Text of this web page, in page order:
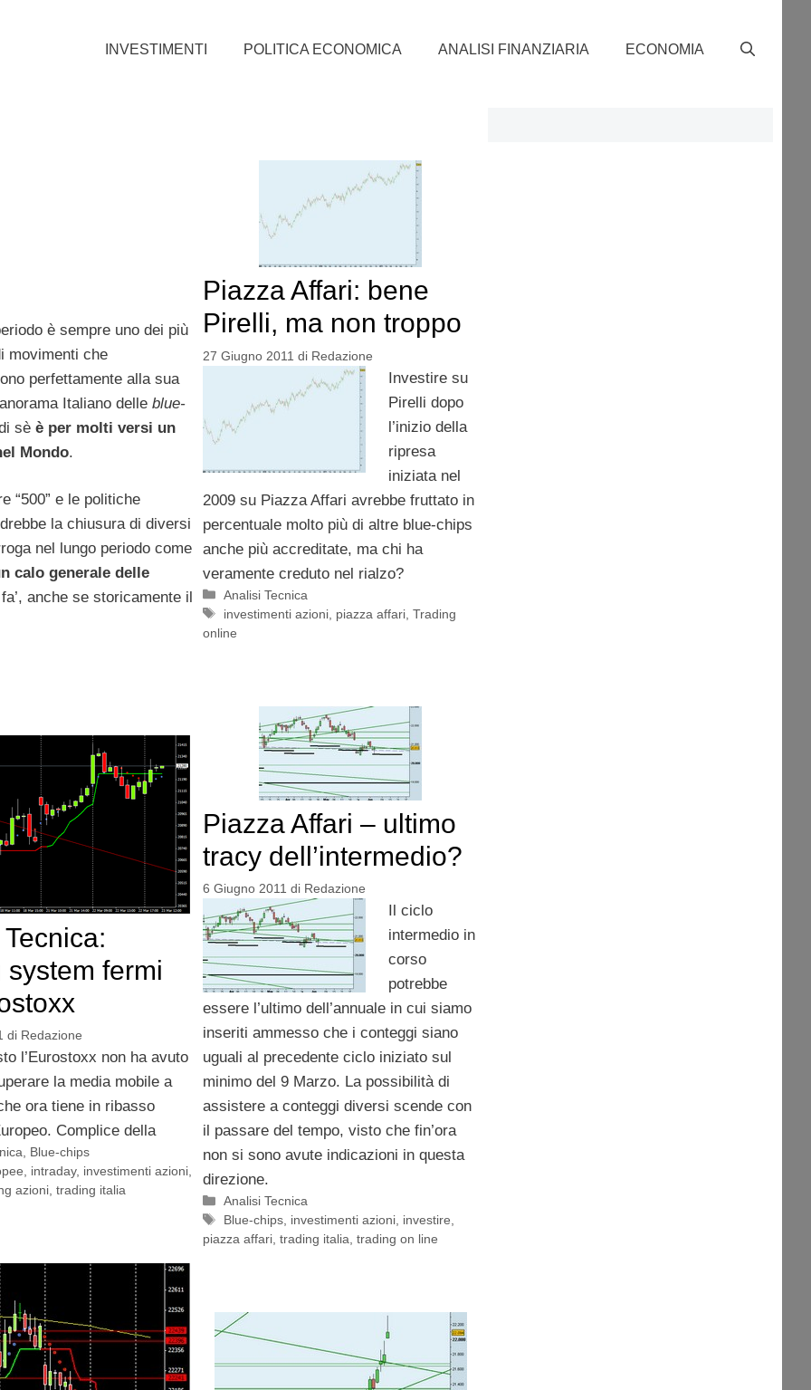
INVESTIMENTI POLITICA ECONOMICA ANALISI FINANZIARIA ECONOMIA
è sempre uno dei più
movimenti che
perfettamente alla sua
Italiano delle blue-
sè è per molti versi un
Mondo.
“500” e le politiche
la chiusura di diversi
nel lungo periodo come
calo generale delle
anche se storicamente il
Piazza Affari: bene
Pirelli, ma non troppo
27 Giugno 2011 di Redazione
Investire su
Pirelli dopo
l’inizio della
ripresa
iniziata nel
2009 su Piazza Affari avrebbe fruttato in
percentuale molto più di altre blue-chips
anche più accreditate, ma chi ha
veramente creduto nel rialzo?
Categorie
Analisi Tecnica
Tag
investimenti azioni piazza affari ,Trading
online
Piazza Affari – ultimo
tracy dell’intermedio?
6 Giugno 2011 di Redazione
Il ciclo
intermedio in
corso
potrebbe
essere l’ultimo dell’annuale in cui siamo
inseriti ammesso che i conteggi siano
uguali al precedente ciclo iniziato sul
minimo del 9 Marzo. La possibilità di
assistere a conteggi diversi scende con
il passare del tempo, visto che fin’ora
non si sono avute indicazioni in questa
direzione.
Categorie
Analisi Tecnica
Tag
Blue-chips investimenti azioni investire
piazza affari, trading italia trading on line
system fermi
di Redazione
l’Eurostoxx non ha avuto
la media mobile a
ora tiene in ribasso
Complice della
, Blue-chips
, intraday, investimenti azioni,
azioni, trading italia